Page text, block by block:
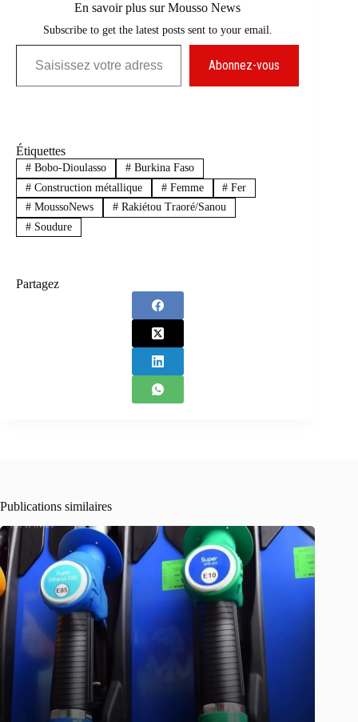
En savoir plus sur Mousso News
Subscribe to get the latest posts sent to your email.
Saisissez votre adresse e-mail…
Abonnez-vous
Étiquettes
#Bobo-Dioulasso #Burkina Faso
#Construction métallique #Femme # Fer
#MoussoNews #Rakiétou Traoré/Sanou
#Soudure
Partagez
Publications similaires